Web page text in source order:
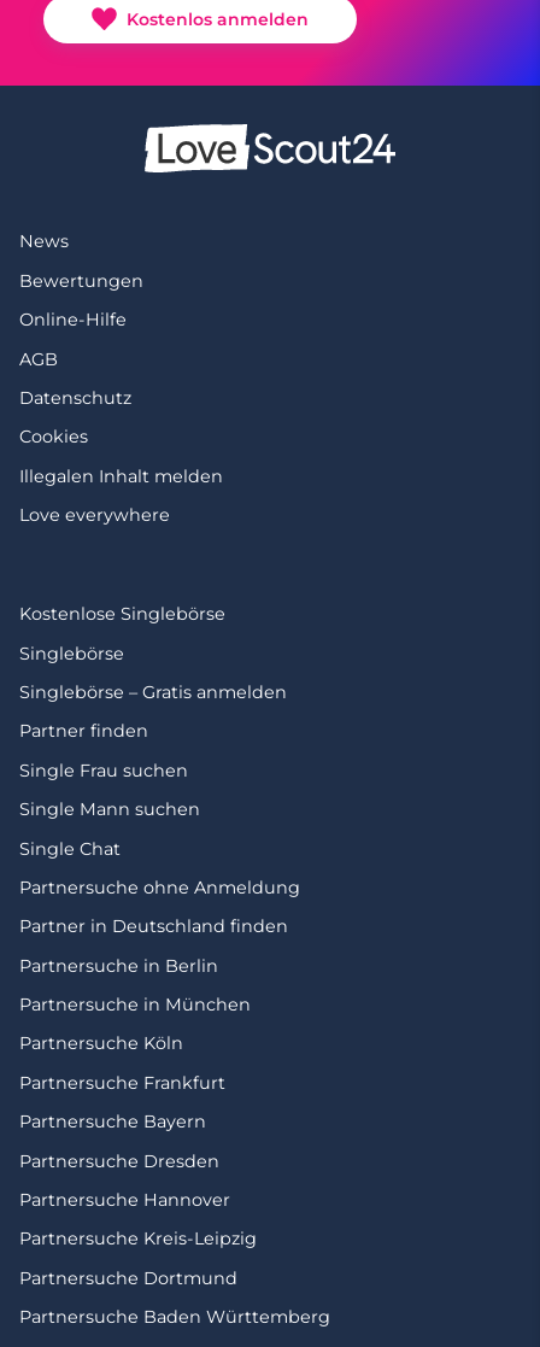
Kostenlos anmelden
News
Bewertungen
Online-Hilfe
AGB
Datenschutz
Cookies
Illegalen Inhalt melden
Love everywhere
Kostenlose Singlebörse
Singlebörse
Singlebörse – Gratis anmelden
Partner finden
Single Frau suchen
Single Mann suchen
Single Chat
Partnersuche ohne Anmeldung
Partner in Deutschland finden
Partnersuche in Berlin
Partnersuche in München
Partnersuche Köln
Partnersuche Frankfurt
Partnersuche Bayern
Partnersuche Dresden
Partnersuche Hannover
Partnersuche Kreis-Leipzig
Partnersuche Dortmund
Partnersuche Baden Württemberg